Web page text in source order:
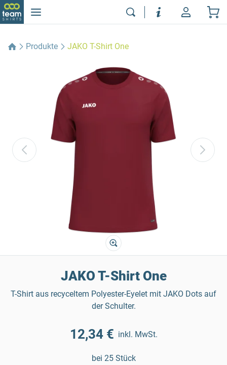
Produkte JAKO T-Shirt One
JAKO T-Shirt One
T-Shirt aus recyceltem Polyester-Eyelet mit JAKO Dots auf
der Schulter.
12,34 € inkl. MwSt.
bei 25 Stück